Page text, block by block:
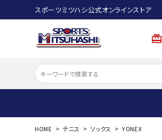
スポーツミツハシ公式オンラインストア
card_giftcard
ACCOUNT MENU
HOME テニス ソックス YONEX